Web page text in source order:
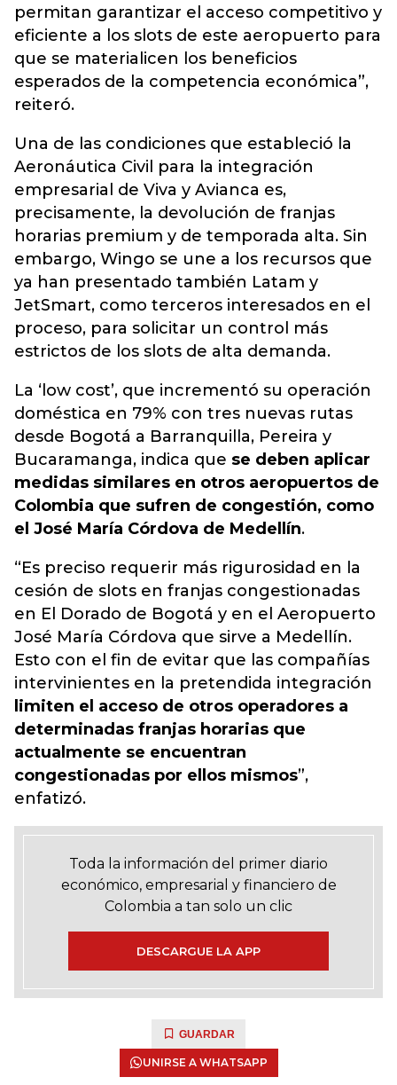
permitan garantizar el acceso competitivo y
eficiente a los slots de este aeropuerto para
que se materialicen los beneficios
esperados de la competencia económica”,
reiteró.
Una de las condiciones que estableció la
Aeronáutica Civil para la integración
empresarial de Viva y Avianca es,
precisamente, la devolución de franjas
horarias premium y de temporada alta. Sin
embargo, Wingo se une a los recursos que
ya han presentado también Latam y
JetSmart, como terceros interesados en el
proceso, para solicitar un control más
estrictos de los slots de alta demanda.
La ‘low cost’, que incrementó su operación
doméstica en 79% con tres nuevas rutas
desde Bogotá a Barranquilla, Pereira y
Bucaramanga, indica que se deben aplicar
medidas similares en otros aeropuertos de
Colombia que sufren de congestión, como
el José María Córdova de Medellín.
“Es preciso requerir más rigurosidad en la
cesión de slots en franjas congestionadas
en El Dorado de Bogotá y en el Aeropuerto
José María Córdova que sirve a Medellín.
Esto con el fin de evitar que las compañías
intervinientes en la pretendida integración
limiten el acceso de otros operadores a
determinadas franjas horarias que
actualmente se encuentran
congestionadas por ellos mismos”,
enfatizó.
Toda la información del primer diario
económico, empresarial y financiero de
Colombia a tan solo un clic
DESCARGUE LA APP
GUARDAR
UNIRSE A WHATSAPP